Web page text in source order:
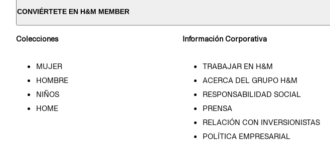
CONVIÉRTETE EN H&M MEMBER
Colecciones
MUJER
HOMBRE
NIÑOS
HOME
Información Corporativa
TRABAJAR EN H&M
ACERCA DEL GRUPO H&M
RESPONSABILIDAD SOCIAL
PRENSA
RELACIÓN CON INVERSIONISTAS
POLÍTICA EMPRESARIAL